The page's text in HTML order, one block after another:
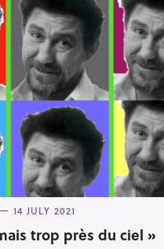
14 JULY 2021
trop près du ciel »